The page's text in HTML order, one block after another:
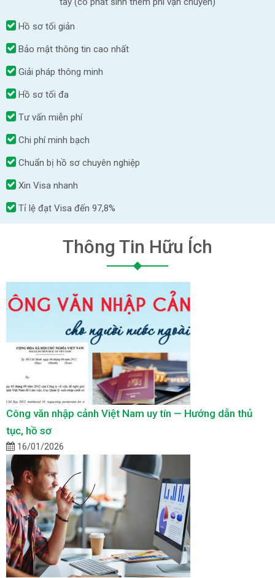
Hồ sơ tối giản
Bảo mật thông tin cao nhất
Giải pháp thông minh
Hồ sơ tối đa
Tư vấn miễn phí
Chi phí minh bạch
Chuẩn bị hồ sơ chuyên nghiệp
Xin Visa nhanh
Tỉ lệ đạt Visa đến 97,8%
Thông Tin Hữu Ích
Công văn nhập cảnh Việt Nam uy tín — Hướng dẫn thủ
tục, hồ sơ
16/01/2026